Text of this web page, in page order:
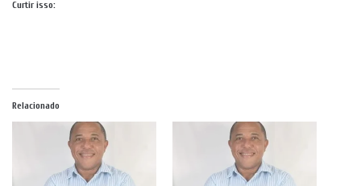
Curtir isso:
Relacionado